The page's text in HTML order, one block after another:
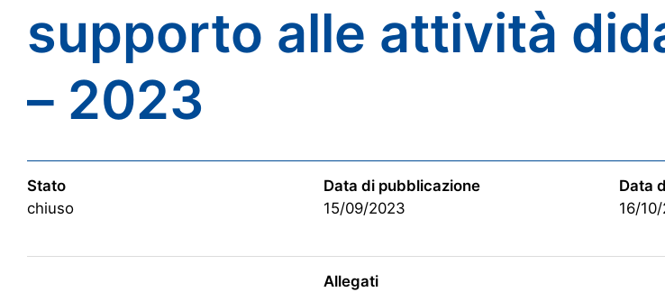
supporto alle attività
– 2023
Stato
chiuso
Data di pubblicazione
15/09/2023
Data
16/
Allegati